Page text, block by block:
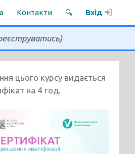
Контакти 🔍 Вхід
цього курсу видається
на 4 год.